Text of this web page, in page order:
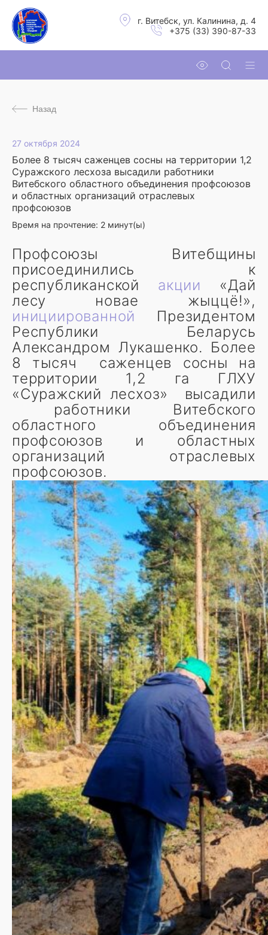
г. Витебск, ул. Калинина, д. 4
+375 (33) 390-87-33
Назад
27 октября 2024
Более 8 тысяч саженцев сосны на территории 1,2
Суражского лесхоза высадили работники
Витебского областного объединения профсоюзов
и областных организаций отраслевых
профсоюзов
Время на прочтение: 2 минут(ы)
Профсоюзы Витебщины
присоединились к
республиканской акции «Дай
лесу новае жыццё!»,
инициированной Президентом
Республики Беларусь
Александром Лукашенко. Более
8 тысяч саженцев сосны на
территории 1,2 га ГЛХУ
«Суражский лесхоз» высадили
работники Витебского
областного объединения
профсоюзов и областных
организаций отраслевых
профсоюзов.